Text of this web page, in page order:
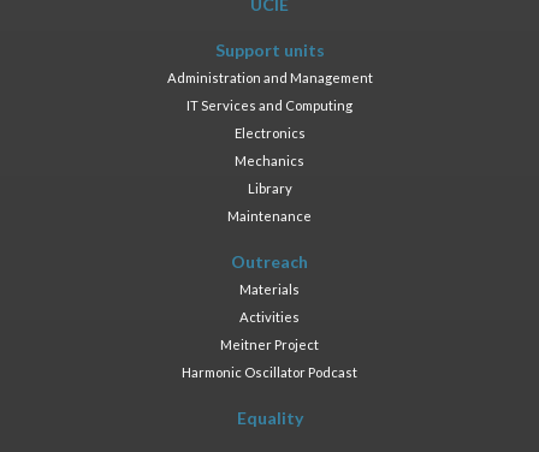
UCIE
Support units
Administration and Management
IT Services and Computing
Electronics
Mechanics
Library
Maintenance
Outreach
Materials
Activities
Meitner Project
Harmonic Oscillator Podcast
Equality